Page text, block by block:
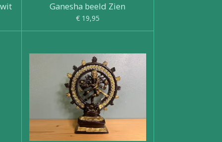
Ganesha beeld Zien
€ 19,95